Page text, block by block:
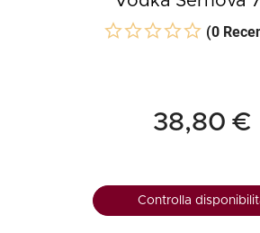
(0
38,80 €
Controlla